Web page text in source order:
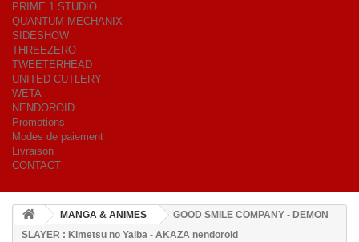
PRIME 1 STUDIO
QUANTUM MECHANIX
SIDESHOW
THREEZERO
TWEETERHEAD
UNITED CUTLERY
WETA
NENDOROID
Promotions
Modes de paiement
Livraison
CONTACT
MANGA & ANIMES
GOOD SMILE COMPANY - DEMON
SLAYER : Kimetsu no Yaiba - AKAZA nendoroid